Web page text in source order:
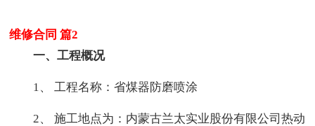
维修合同 篇2
一、工程概况
1、 工程名称：省煤器防磨喷涂
2、 施工地点为：内蒙古兰太实业股份有限公司热动